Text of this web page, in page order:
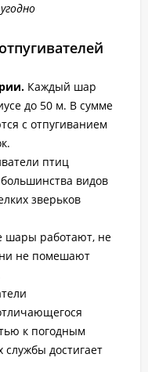
Каждый шар
до 50 м. В сумме
с отпугиванием
птиц
видов
зверьков
шары работают, не
не помешают
к погодным
достигает